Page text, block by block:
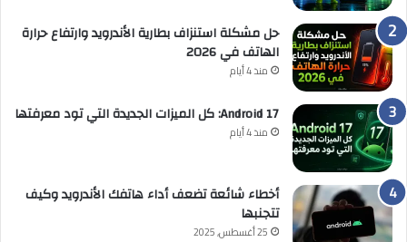
حل مشكلة استنزاف بطارية الأندرويد وارتفاع حرارة
الهاتف في 2026
منذ 4 أيام
Android 17: كل الميزات الجديدة التي تود معرفتها
منذ 4 أيام
أخطاء شائعة تضعف أداء هاتفك الأندرويد وكيف
تتجنبها
25 أغسطس, 2025